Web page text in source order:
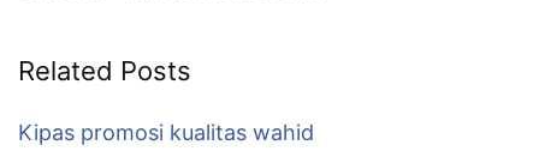
Related Posts
Kipas promosi kualitas wahid